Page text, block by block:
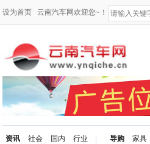
设为首页 云南汽车网欢迎您~！
资讯
社会
国内
行业
导购
家具